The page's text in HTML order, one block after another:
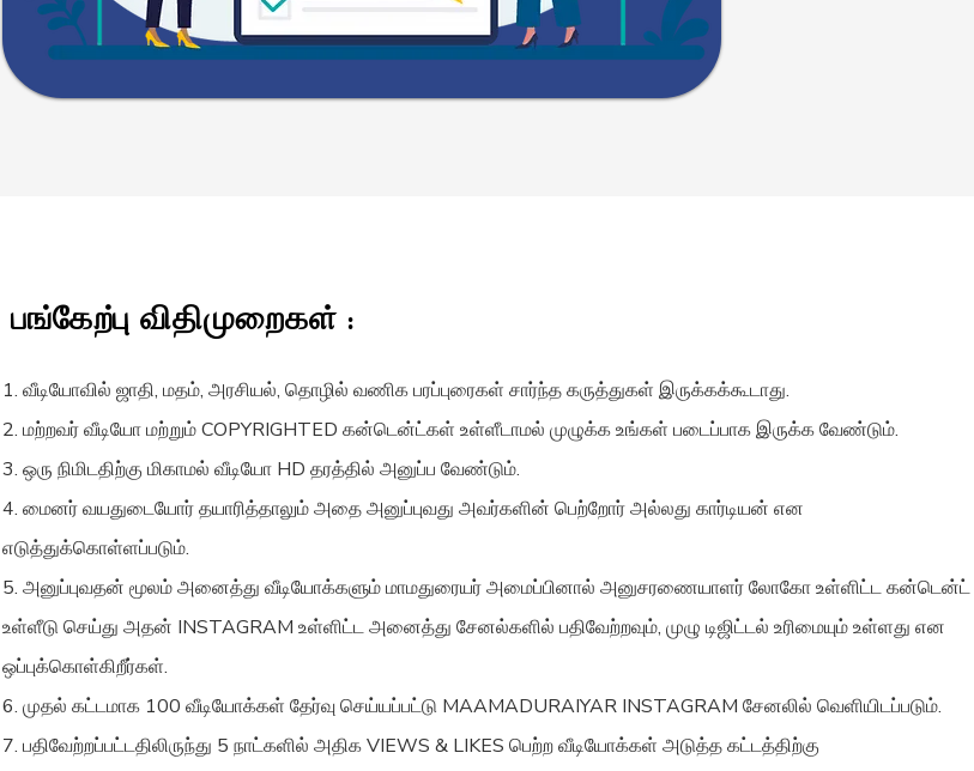
பங்கேற்பு விதிமுறைகள் :
1. வீடியோவில் ஜாதி, மதம், அரசியல், தொழில் வணிக பரப்புரைகள் சார்ந்த கருத்துகள் இருக்கக்கூடாது.
2. மற்றவர் வீடியோ மற்றும் COPYRIGHTED கன்டென்ட்கள் உள்ளீடாமல் முழுக்க உங்கள் படைப்பாக இருக்க வேண்டும்.
3. ஒரு நிமிடதிற்கு மிகாமல் வீடியோ HD தரத்தில் அனுப்ப வேண்டும்.
4. மைனர் வயதுடையோர் தயாரித்தாலும் அதை அனுப்புவது அவர்களின் பெற்றோர் அல்லது கார்டியன் என
எடுத்துக்கொள்ளப்படும்.
5. அனுப்புவதன் மூலம் அனைத்து வீடியோக்களும் மாமதுரையர் அமைப்பினால் அனுசரணையாளர் லோகோ உள்ளிட்ட கன்டென்ட்
உள்ளீடு செய்து அதன் INSTAGRAM உள்ளிட்ட அனைத்து சேனல்களில் பதிவேற்றவும், முழு டிஜிட்டல் உரிமையும் உள்ளது என
ஒப்புக்கொள்கிறீர்கள்.
6. முதல் கட்டமாக 100 வீடியோக்கள் தேர்வு செய்யப்பட்டு MAAMADURAIYAR INSTAGRAM சேனலில் வெளியிடப்படும்.
7. பதிவேற்றப்பட்டதிலிருந்து 5 நாட்களில் அதிக VIEWS & LIKES பெற்ற வீடியோக்கள் அடுத்த கட்டத்திற்கு